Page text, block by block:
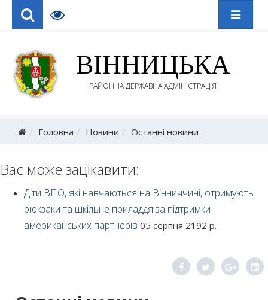
ВІННИЦЬКА
РАЙОННА ДЕРЖАВНА АДМІНІСТРАЦІЯ
Головна Новини Останні новини
Вас може зацікавити:
Діти ВПО, які навчаються на Вінниччині, отримують
рюкзаки та шкільне приладдя за підтримки
американських партнерів 05 серпня 2192 р.